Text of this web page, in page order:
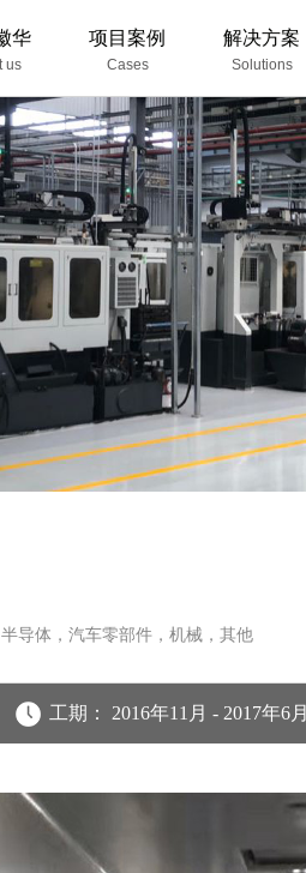
华
us
项目案例
Cases
解决方案
Solutions
导体，汽车零部件，机械，其他
工期： 2016年11月 - 2017年6月